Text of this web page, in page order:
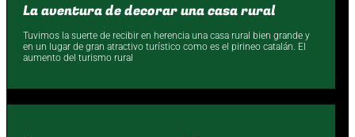
La aventura de decorar una casa rural
Tuvimos la suerte de recibir en herencia una casa rural bien grande y
en un lugar de gran atractivo turístico como es el pirineo catalán. El
aumento del turismo rural